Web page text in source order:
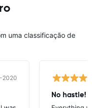
uma classificação de
2020
No hastle!